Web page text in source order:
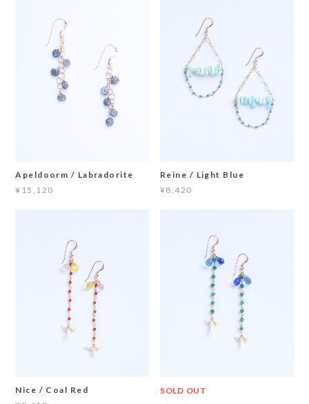
Apeldoorm / Labradorite
¥15,120
Reine / Light Blue
¥8,420
Nice / Coal Red
SOLD OUT